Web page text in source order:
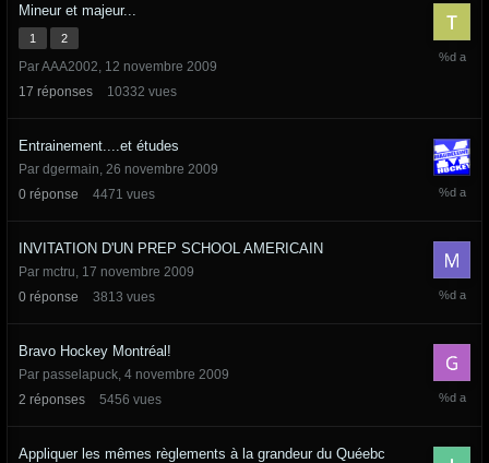
Mineur et majeur...
1 2
ParAAA2002, 12 novembre 2009
17 réponses 10332 vues
29
Entrainement....et études
Par dgermain, 26 novembre 2009
0 réponse 4471 vues
26
INVITATION D'UN PREP SCHOOL AMERICAIN
Par mctru, 17 novembre 2009
0 réponse 3813 vues
17
Bravo Hockey Montréal!
Par passelapuck, 4 novembre 2009
2 réponses 5456 vues
8
Appliquer les mêmes règlements à la grandeur du Quéebc